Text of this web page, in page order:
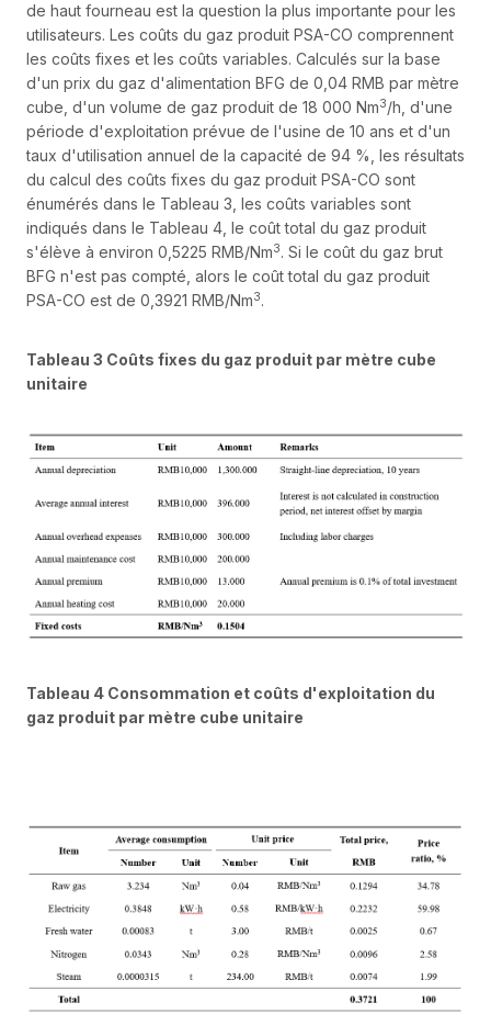
de haut fourneau est la question la plus importante pour les
utilisateurs. Les coûts du gaz produit PSA-CO comprennent
les coûts fixes et les coûts variables. Calculés sur la base
d'un prix du gaz d'alimentation BFG de 0,04 RMB par mètre
cube, d'un volume de gaz produit de 18 000 Nm3/h, d'une
période d'exploitation prévue de l'usine de 10 ans et d'un
taux d'utilisation annuel de la capacité de 94 %, les résultats
du calcul des coûts fixes du gaz produit PSA-CO sont
énumérés dans le Tableau 3, les coûts variables sont
indiqués dans le Tableau 4, le coût total du gaz produit
s'élève à environ 0,5225 RMB/Nm3. Si le coût du gaz brut
BFG n'est pas compté, alors le coût total du gaz produit
PSA-CO est de 0,3921 RMB/Nm3.
Tableau 3 Coûts fixes du gaz produit par mètre cube
unitaire
Tableau 4 Consommation et coûts d'exploitation du
gaz produit par mètre cube unitaire